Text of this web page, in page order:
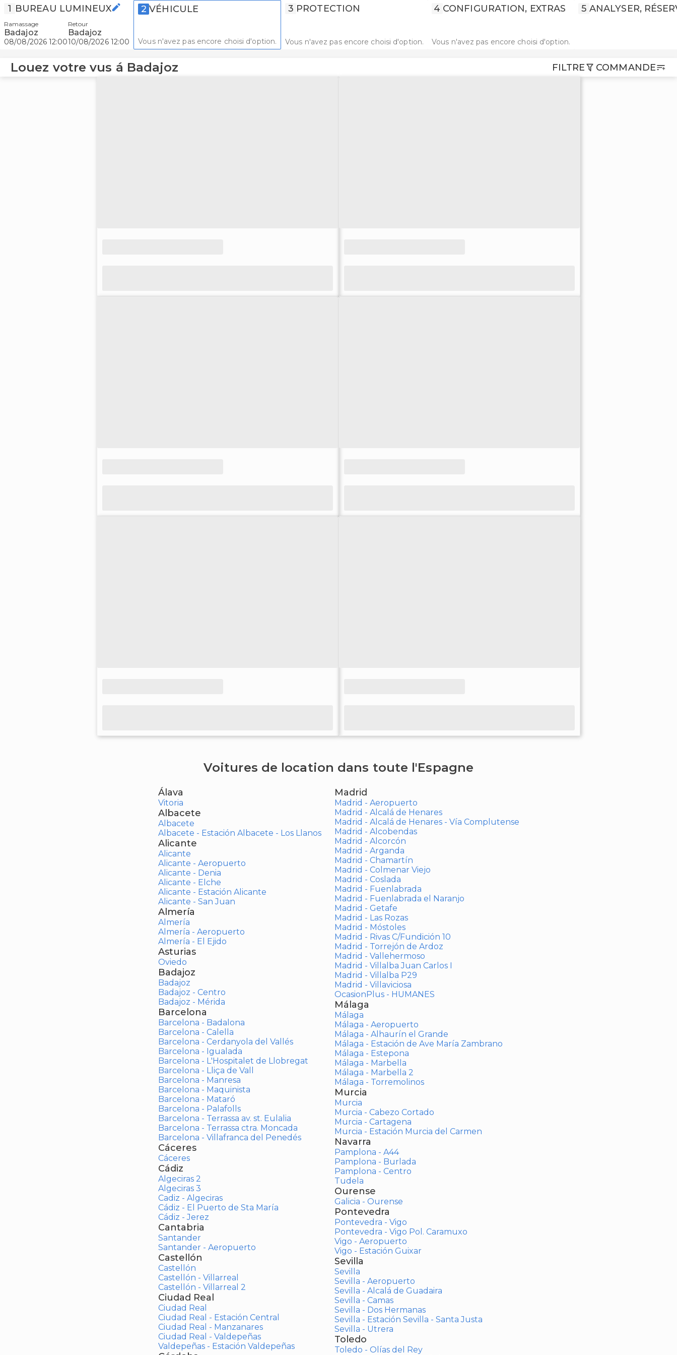
1 BUREAU LUMINEUX
Ramassage
Badajoz
08/08/2026 12:00
Retour
Badajoz
10/08/2026 12:00
2 VÉHICULE
Vous n'avez pas encore choisi d'option.
3 PROTECTION
Vous n'avez pas encore choisi d'option.
4 CONFIGURATION, EXTRAS
Vous n'avez pas encore choisi d'option.
5 ANALYSER,
Louez votre vus á Badajoz FILTRE COMMANDE
Voitures de location dans toute l'Espagne
Álava
Vitoria
Albacete
Albacete
Albacete - Estación Albacete - Los Llanos
Alicante
Alicante
Alicante - Aeropuerto
Alicante - Denia
Alicante - Elche
Alicante - Estación Alicante
Alicante - San Juan
Almería
Almería
Almería - Aeropuerto
Almería - El Ejido
Asturias
Oviedo
Badajoz
Badajoz
Badajoz - Centro
Badajoz - Mérida
Barcelona
Barcelona - Badalona
Barcelona - Calella
Barcelona - Cerdanyola del Vallés
Barcelona - Igualada
Barcelona - L'Hospitalet de Llobregat
Barcelona - Lliça de Vall
Barcelona - Manresa
Barcelona - Maquinista
Barcelona - Mataró
Barcelona - Palafolls
Barcelona - Terrassa av. st. Eulalia
Barcelona - Terrassa ctra. Moncada
Barcelona - Villafranca del Penedés
Cáceres
Cáceres
Cádiz
Algeciras 2
Algeciras 3
Cadiz - Algeciras
Cádiz - El Puerto de Sta María
Cádiz - Jerez
Cantabria
Santander
Santander - Aeropuerto
Castellón
Castellón
Castellón - Villarreal
Castellón - Villarreal 2
Ciudad Real
Ciudad Real
Ciudad Real - Estación Central
Ciudad Real - Manzanares
Ciudad Real - Valdepeñas
Valdepeñas - Estación Valdepeñas
Madrid
Madrid - Aeropuerto
Madrid - Alcalá de Henares
Madrid - Alcalá de Henares - Vía Complutense
Madrid - Alcobendas
Madrid - Alcorcón
Madrid - Arganda
Madrid - Chamartín
Madrid - Colmenar Viejo
Madrid - Coslada
Madrid - Fuenlabrada
Madrid - Fuenlabrada el Naranjo
Madrid - Getafe
Madrid - Las Rozas
Madrid - Móstoles
Madrid - Rivas C/Fundición 10
Madrid - Torrejón de Ardoz
Madrid - Vallehermoso
Madrid - Villalba Juan Carlos I
Madrid - Villalba P29
Madrid - Villaviciosa
OcasionPlus - HUMANES
Málaga
Málaga
Málaga - Aeropuerto
Málaga - Alhaurín el Grande
Málaga - Estación de Ave María Zambrano
Málaga - Estepona
Málaga - Marbella
Málaga - Marbella 2
Málaga - Torremolinos
Murcia
Murcia
Murcia - Cabezo Cortado
Murcia - Cartagena
Murcia - Estación Murcia del Carmen
Navarra
Pamplona - A44
Pamplona - Burlada
Pamplona - Centro
Tudela
Ourense
Galicia - Ourense
Pontevedra
Pontevedra - Vigo
Pontevedra - Vigo Pol. Caramuxo
Vigo - Aeropuerto
Vigo - Estación Guixar
Sevilla
Sevilla
Sevilla - Aeropuerto
Sevilla - Alcalá de Guadaira
Sevilla - Camas
Sevilla - Dos Hermanas
Sevilla - Estación Sevilla - Santa Justa
Sevilla - Utrera
Toledo
Toledo - Olías del Rey